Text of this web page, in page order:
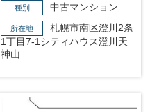
種別 中古マンション
所在地
札幌市南区澄川2条
1丁目7-1シティハウス澄川天
神山